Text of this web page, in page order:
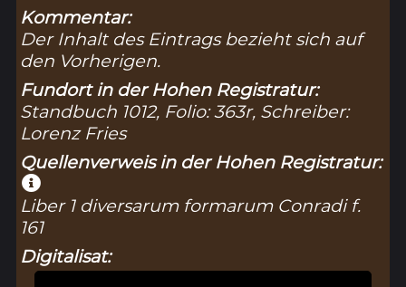
Kommentar:
Der Inhalt des Eintrags bezieht sich auf
den Vorherigen.
Fundort in der Hohen Registratur:
Standbuch 1012, Folio: 363r, Schreiber:
Lorenz Fries
Quellenverweis in der Hohen Registratur:
Liber 1 diversarum formarum Conradi f.
161
Digitalisat: